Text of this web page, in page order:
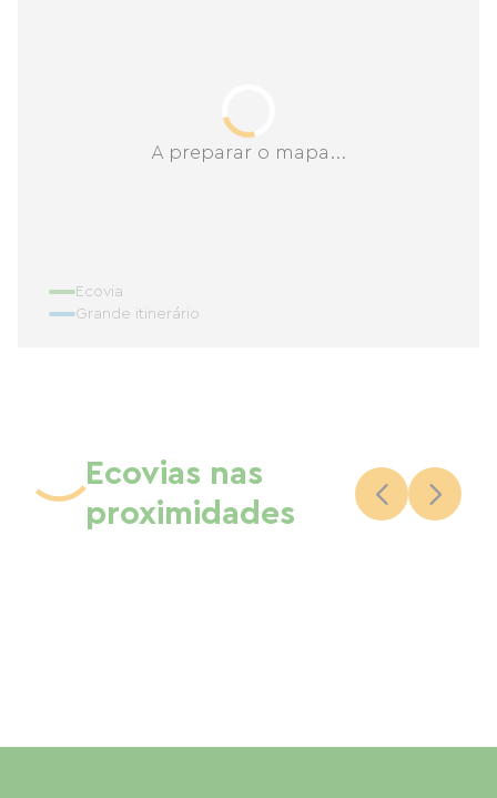
A preparar o mapa...
Ecovia
Grande itinerário
Ecovias nas
proximidades